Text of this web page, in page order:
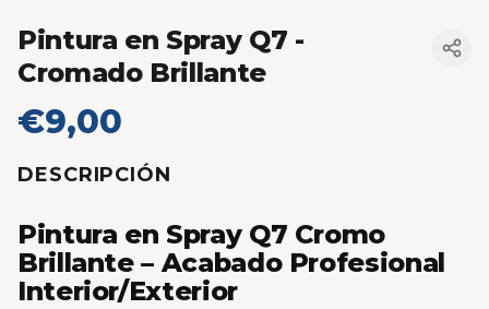
Pintura en Spray Q7 -
Cromado Brillante
€9,00
DESCRIPCIÓN
Pintura en Spray Q7 Cromo
Brillante – Acabado Profesional
Interior/Exterior